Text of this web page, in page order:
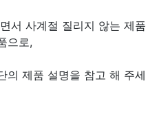
서 사계절 질리지 않는 제품
으로,
의 제품 설명을 참고 해 주세